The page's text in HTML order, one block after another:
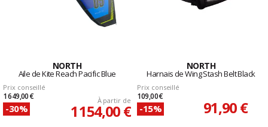
NORTH
Aile de Kite Reach Pacific Blue
Prix conseillé
1 649,00 €
-30%
À partir de
1 154,00 €
NORTH
Harnais de Wing Stash Belt Black
Prix conseillé
109,00 €
-15% 91,90 €